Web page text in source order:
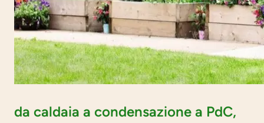
da caldaia a condensazione a PdC,